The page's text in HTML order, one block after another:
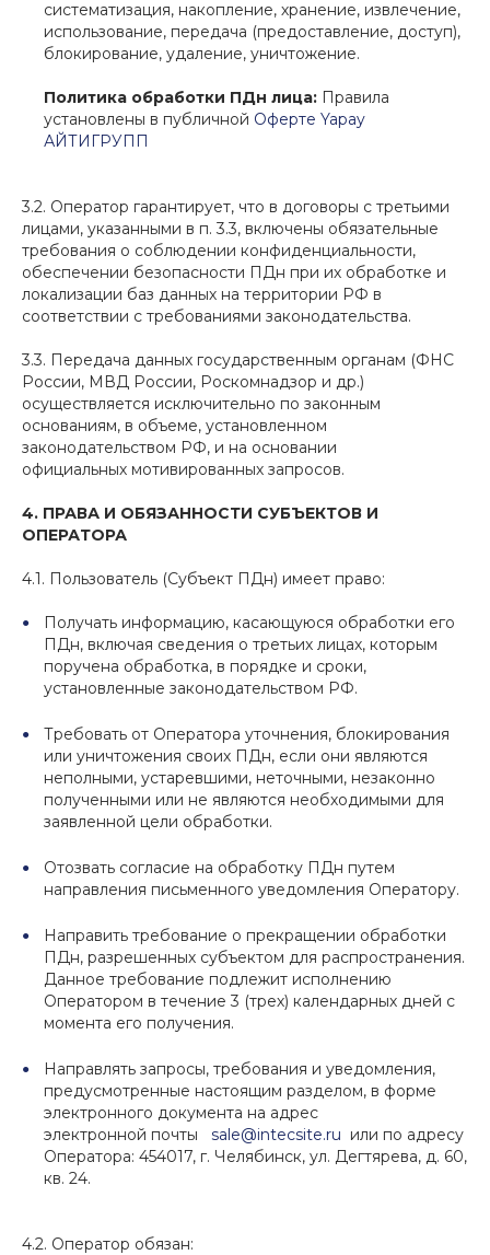
систематизация, накопление, хранение, извлечение,
использование, передача (предоставление, доступ),
блокирование, удаление, уничтожение.
Политика обработки ПДн лица: Правила
установлены в публичной Оферте Yapay
АЙТИГРУПП
3.2. Оператор гарантирует, что в договоры с третьими
лицами, указанными в п. 3.3, включены обязательные
требования о соблюдении конфиденциальности,
обеспечении безопасности ПДн при их обработке и
локализации баз данных на территории РФ в
соответствии с требованиями законодательства.
3.3. Передача данных государственным органам (ФНС
России, МВД России, Роскомнадзор и др.)
осуществляется исключительно по законным
основаниям, в объеме, установленном
законодательством РФ, и на основании
официальных мотивированных запросов.
4. ПРАВА И ОБЯЗАННОСТИ СУБЪЕКТОВ И
ОПЕРАТОРА
4.1. Пользователь (Субъект ПДн) имеет право:
Получать информацию, касающуюся обработки его
ПДн, включая сведения о третьих лицах, которым
поручена обработка, в порядке и сроки,
установленные законодательством РФ.
Требовать от Оператора уточнения, блокирования
или уничтожения своих ПДн, если они являются
неполными, устаревшими, неточными, незаконно
полученными или не являются необходимыми для
заявленной цели обработки.
Отозвать согласие на обработку ПДн путем
направления письменного уведомления Оператору.
Направить требование о прекращении обработки
ПДн, разрешенных субъектом для распространения.
Данное требование подлежит исполнению
Оператором в течение 3 (трех) календарных дней с
момента его получения.
Направлять запросы, требования и уведомления,
предусмотренные настоящим разделом, в форме
электронного документа на адрес
электронной почты sale@intecsite.ru или по адресу
Оператора: 454017, г. Челябинск, ул. Дегтярева, д. 60,
кв. 24.
4.2. Оператор обязан: